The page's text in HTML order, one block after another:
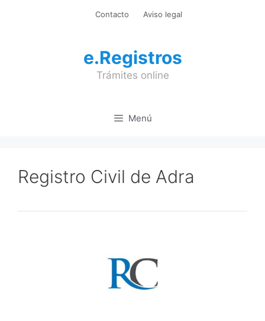
Contacto Aviso legal
e.Registros
Trámites online
Menú
Registro Civil de Adra